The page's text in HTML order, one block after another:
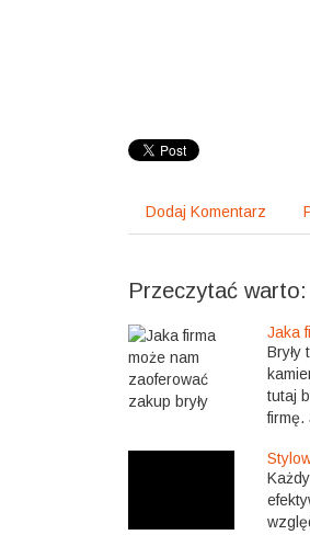
Dodaj Komentarz
Przeczytać warto:
Jaka
tutaj
firmę.